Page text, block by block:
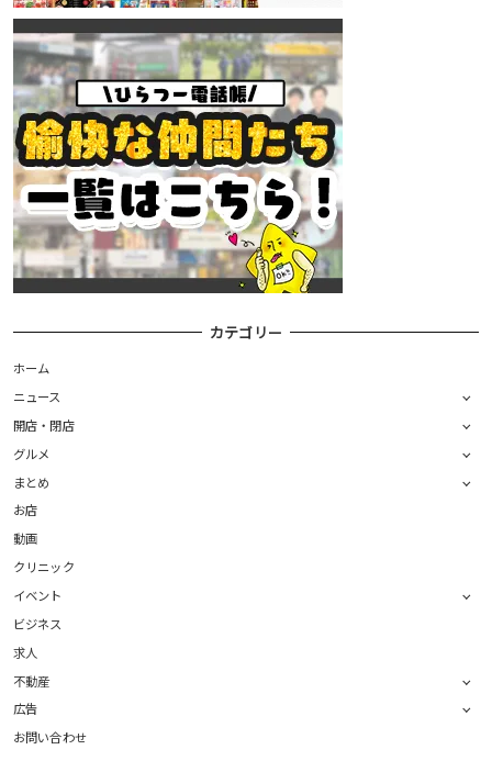
カテゴリー
ホーム
ニュース
開店・閉店
グルメ
まとめ
お店
動画
クリニック
イベント
ビジネス
求人
不動産
広告
お問い合わせ